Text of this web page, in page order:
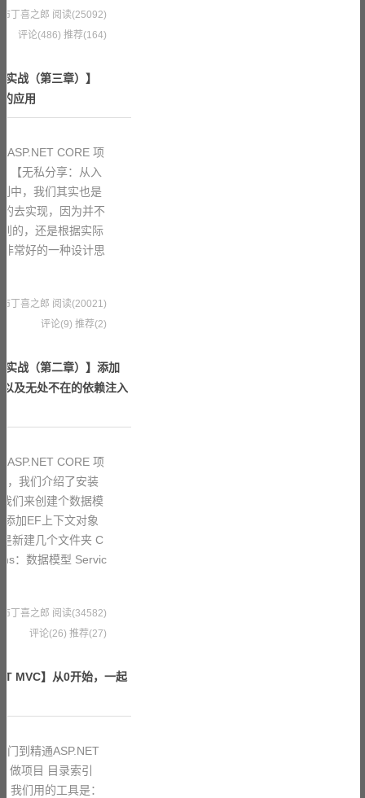
丁喜之郎 阅读(25092)
评论(486) 推荐(164)
战（第三章）】
应用
ASP.NET CORE 项
【无私分享：从入
中，我们其实也是
去实现，因为并不
的，还是根据实际
常好的一种设计思
丁喜之郎 阅读(20021)
评论(9) 推荐(2)
实战（第二章）】添加
及无处不在的依赖注入
ASP.NET CORE 项
，我们介绍了安装
们来创建个数据模
加EF上下文对象
新建几个文件夹 C
：数据模型 Servic
丁喜之郎 阅读(34582)
评论(26) 推荐(27)
MVC】从0开始，一起
门到精通ASP.NET
做项目 目录索引
我们用的工具是：